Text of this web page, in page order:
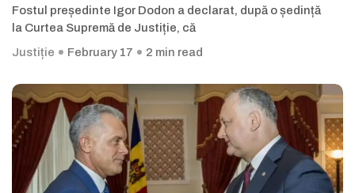
Fostul președinte Igor Dodon a declarat, după o ședință
la Curtea Supremă de Justiție, că
Justiție
February 17 2 min read